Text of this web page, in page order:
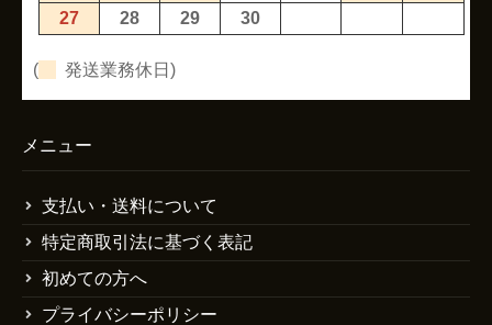
27
28 29 30
( 発送業務休日)
メニュー
支払い・送料について
特定商取引法に基づく表記
初めての方へ
プライバシーポリシー